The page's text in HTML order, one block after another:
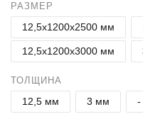
РАЗМЕР
12,5х1200х2500 мм
12,5х1200х3000 мм
ТОЛЩИНА
12,5 мм 3 мм -